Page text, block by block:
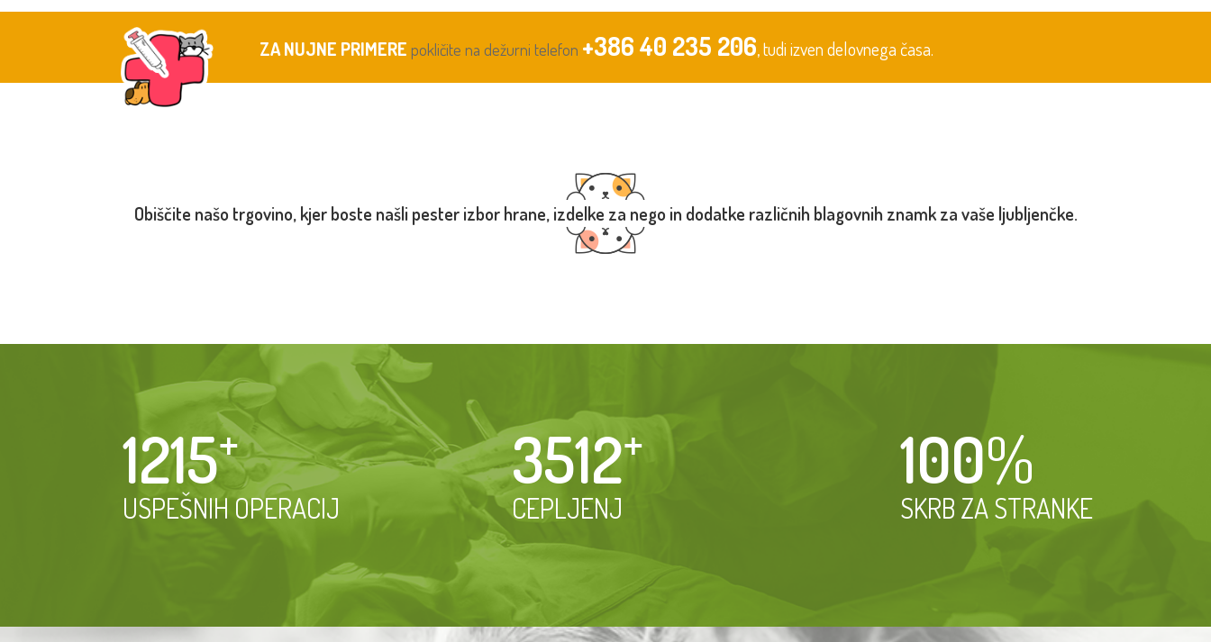
ZA NUJNE PRIMERE pokličite na dežurni telefon +386 40 235 206, tudi izven delovnega časa.
Obiščite našo trgovino, kjer boste našli pester izbor hrane, izdelke za nego in dodatke različnih blagovnih znamk za vaše ljubljenčke.
1215⁺
USPEŠNIH OPERACIJ
3512⁺
CEPLJENJ
100%
SKRB ZA STRANKE